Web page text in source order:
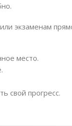
экзаменам
место.
свой прогресс.